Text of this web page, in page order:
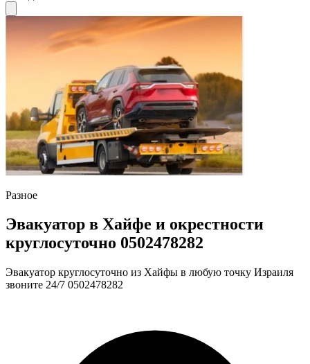
Разное
Эвакуатор в Хайфе и окрестности
круглосуточно 0502478282
Эвакуатор круглосуточно из Хайфы в любую точку Израиля
звоните 24/7 0502478282